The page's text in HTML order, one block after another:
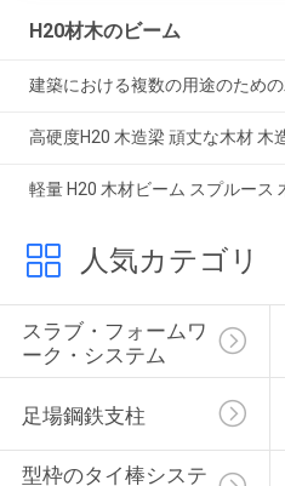
H20材木のビーム
建築における複数の用途のため
高硬度H20 木造梁 頑丈な木材 木
軽量 H20 木材ビーム スプルース
人気カテゴリ
スラブ・フォームワ
ーク・システム
足場鋼鉄支柱
型枠のタイ棒システ